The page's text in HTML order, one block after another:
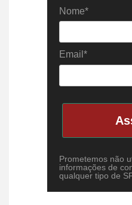
Nome*
Email*
Prometemos não
informações de
qualquer tipo de